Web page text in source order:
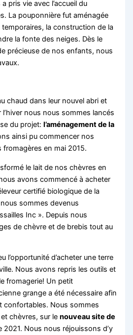
pris vie avec l’accueil du
La pouponnière fut aménagée
la construction de la
la fonte des neiges. Dès le
précieuse de nos enfants, nous
chaud dans leur nouvel abri et
nous nous sommes lancés
du projet:l’aménagement de la
ainsi pu commencer nos
en mai 2015.
le lait de nos chèvres en
avons commencé à acheter
certifié biologique de la
sommes devenus
Inc ». Depuis nous
de chèvre et de brebis tout au
l’opportunité d’acheter une terre
Nous avons repris les outils et
fromagerie! Un petit
grange a été nécessaire afin
confortables. Nous sommes
chèvres, sur lenouveau site de
2021. Nous nous réjouissons d’y